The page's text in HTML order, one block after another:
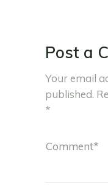
Post a
Your email
published.
*